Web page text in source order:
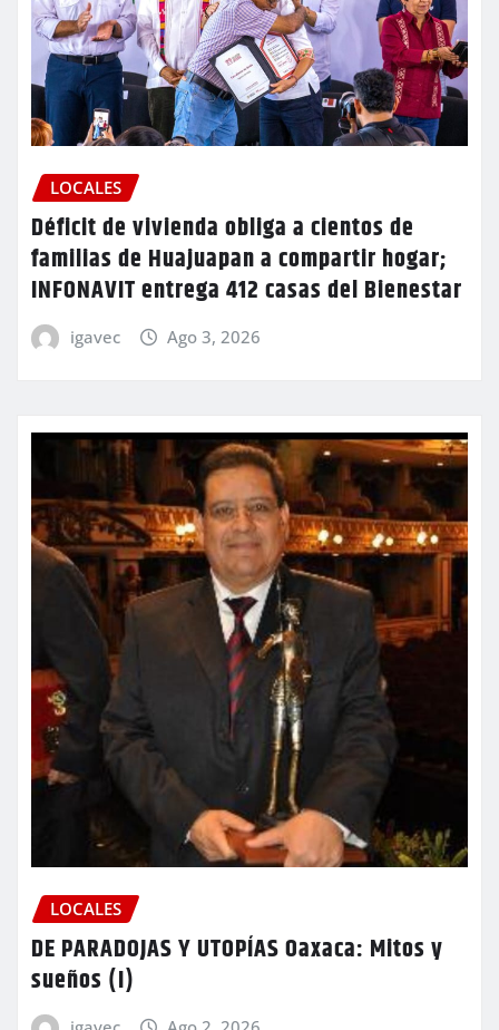
LOCALES
Déficit de vivienda obliga a cientos de
familias de Huajuapan a compartir hogar;
INFONAVIT entrega 412 casas del Bienestar
igavec Ago 3, 2026
LOCALES
DE PARADOJAS Y UTOPÍAS Oaxaca: Mitos y
sueños (I)